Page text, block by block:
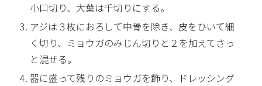
小口切り、大葉は千切りにする。
アジは３枚におろして中骨を除き、皮をひいて細
く切り、ミョウガのみじん切りと２を加えてさっ
と混ぜる。
器に盛って残りのミョウガを飾り、ドレッシング